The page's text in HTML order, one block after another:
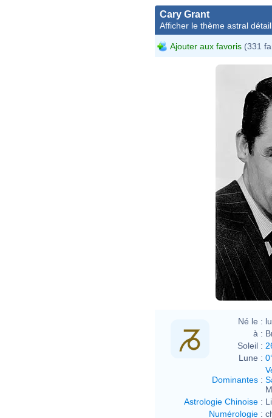
Cary Grant
Afficher le thème astral
Ajouter aux favoris (331
talk
Né le :
à :
Soleil :
Lune :
Dominantes :
Astrologie Chinoise :
Numérologie :